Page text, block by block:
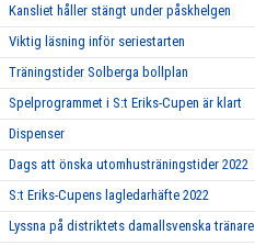
Kansliet håller stängt under påskhelgen
Viktig läsning inför seriestarten
Träningstider Solberga bollplan
Spelprogrammet i S:t Eriks-Cupen är klart
Dispenser
Dags att önska utomhusträningstider 2022
S:t Eriks-Cupens lagledarhäfte 2022
Lyssna på distriktets damallsvenska tränare